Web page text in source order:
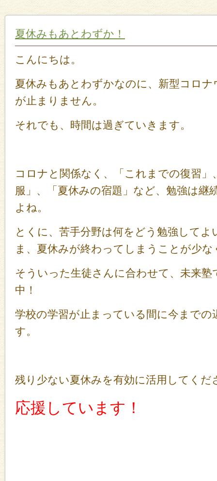
夏休みもあとわずか！
こんにちは。
夏休みもあとわずかなのに、新型コロ
が止まりません。
それでも、時間は過ぎていきます。
コロナと関係なく、「これまでの復習」
服」、「夏休みの宿題」など、勉強は継
よね。
とくに、苦手分野は何をどう勉強して
ま、夏休みが終わってしまうことが少
そういった生徒さんに合わせて、未来塾
中！
学校の学習が止まっている間に今までの
す。
残り少ない夏休みを有効に活用してくだ
応援しています！